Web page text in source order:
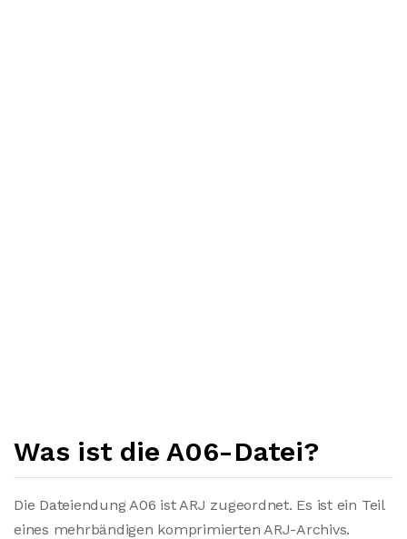
Was ist die A06-Datei?
Die Dateiendung A06 ist ARJ zugeordnet. Es ist ein Teil
eines mehrbändigen komprimierten ARJ-Archivs.